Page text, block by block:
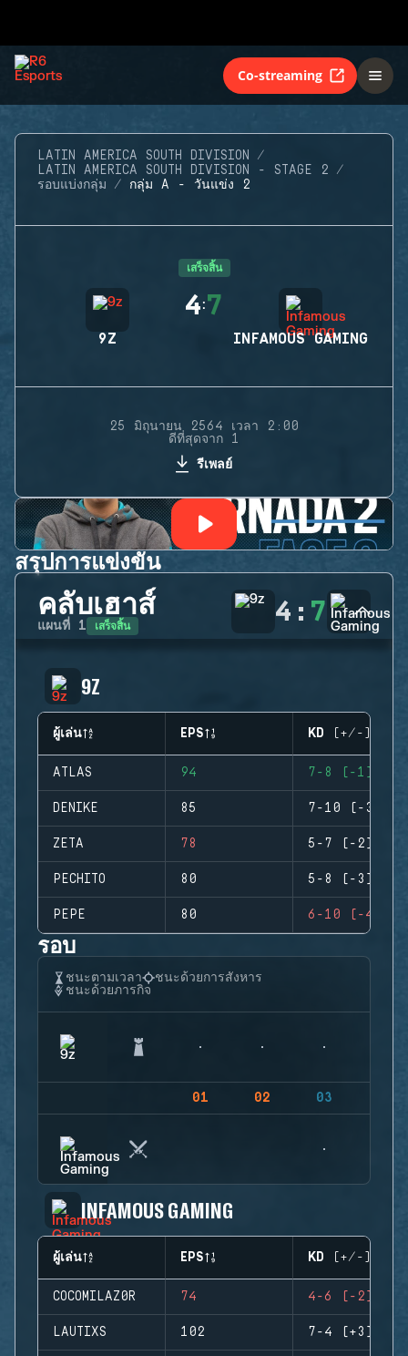
Co-streaming
LATIN AMERICA SOUTH DIVISION
LATIN AMERICA SOUTH DIVISION - STAGE 2
รอบแบ่งกลุ่ม
กลุ่ม A - วันแข่ง 2
เสร็จสิ้น
9Z
4:7
INFAMOUS GAMING
25 มิถุนายน 2564 เวลา 2:00
ดีที่สุดจาก 1
รีเพลย์
สรุปการแข่งขัน
คลับเฮาส์
แผนที่ 1 เสร็จสิ้น 4 : 7
9Z
ผู้เล่น EPS KD (+/-)
ATLAS 94 7-8 (-1)
DENIKE 85 7-10 (-3)
ZETA 78 5-7 (-2)
PECHITO 80 5-8 (-3)
PEPE 80 6-10 (-4)
รอบ
ชนะตามเวลา
ชนะด้วยการสังหาร
ชนะด้วยภารกิจ
01 02 03
INFAMOUS GAMING
ผู้เล่น EPS KD (+/-)
COCOMILAZ0R 74 4-6 (-2)
LAUTIXS 102 7-4 (+3)